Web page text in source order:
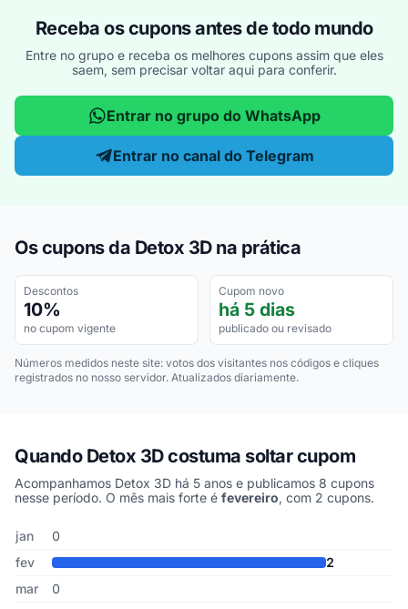
Receba os cupons antes de todo mundo
Entre no grupo e receba os melhores cupons assim que eles
saem, sem precisar voltar aqui para conferir.
Entrar no grupo do WhatsApp
Entrar no canal do Telegram
Os cupons da Detox 3D na prática
Descontos
10%
no cupom vigente
Cupom novo
há 5 dias
publicado ou revisado
Números medidos neste site: votos dos visitantes nos códigos e cliques
registrados no nosso servidor. Atualizados diariamente.
Quando Detox 3D costuma soltar cupom
Acompanhamos Detox 3D há 5 anos e publicamos 8 cupons
nesse período. O mês mais forte é fevereiro, com 2 cupons.
Cupons de Detox 3D publicados por mês, somando os últimos 5
Mês Cupons publicados
jan
0
fev
2
mar
0